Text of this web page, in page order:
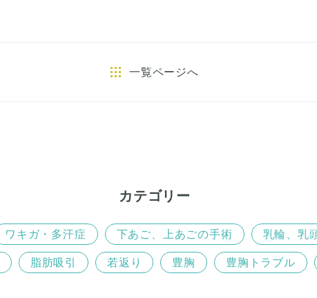
k
一覧ページへ
カテゴリー
ワキガ・多汗症 下あご、上あごの手術 乳輪、乳
脂肪吸引 若返り 豊胸 豊胸トラブル